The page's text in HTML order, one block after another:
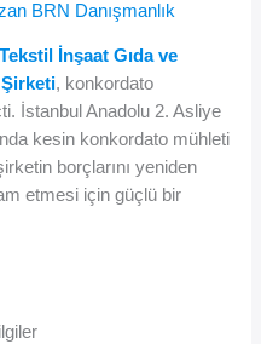
BRN Danışmanlık
İnşaat Gıda ve
, konkordato
İstanbul Anadolu 2. Asliye
kesin konkordato mühleti
borçlarını yeniden
etmesi için güçlü bir